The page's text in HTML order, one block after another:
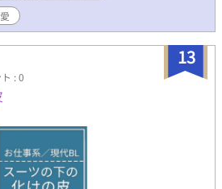
ては去って行ってしまった。 命の恩
、生まれて初めて心からの恋をするが
燭立て。 拒絶された悲しさに打ちひし
を知った時、王の取る行動とは……。
ばならない王としての使命と、種族の
両性具有の魔性の王×ミステリアスな
愛ファンタジー。
13
: 0